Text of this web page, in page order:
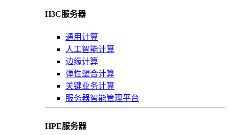
H3C服务器
通用计算
人工智能计算
边缘计算
弹性塑合计算
关键业务计算
服务器智能管理平台
HPE服务器